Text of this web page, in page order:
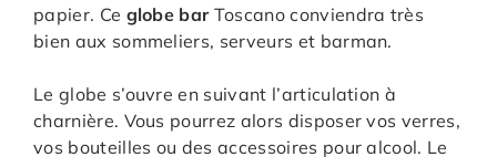
papier. Ce globe barToscano conviendra très
bien aux sommeliers, serveurs et barman.
Le globe s’ouvre en suivant l’articulation à
charnière. Vous pourrez alors disposer vos verres,
vos bouteilles ou des accessoires pour alcool. Le